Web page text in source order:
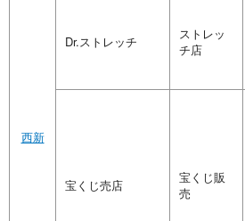
西新
Dr.ストレッチ
ストレッ
チ店
宝くじ売店
宝くじ販
売